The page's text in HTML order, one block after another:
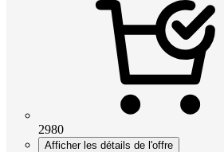
2980
Afficher les détails de l'offre